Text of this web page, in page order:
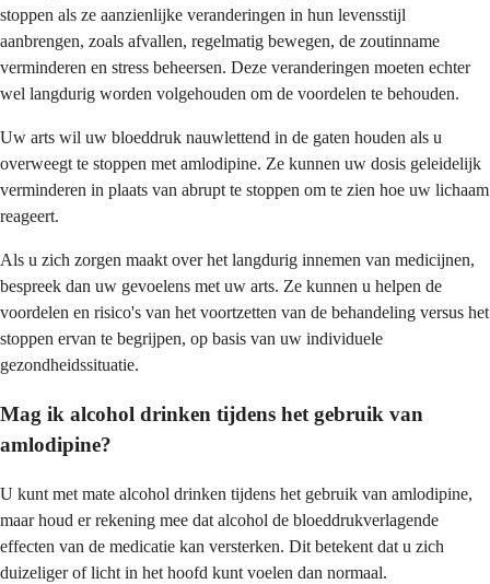
stoppen als ze aanzienlijke veranderingen in hun levensstijl
aanbrengen, zoals afvallen, regelmatig bewegen, de zoutinname
verminderen en stress beheersen. Deze veranderingen moeten echter
wel langdurig worden volgehouden om de voordelen te behouden.
Uw arts wil uw bloeddruk nauwlettend in de gaten houden als u
overweegt te stoppen met amlodipine. Ze kunnen uw dosis geleidelijk
verminderen in plaats van abrupt te stoppen om te zien hoe uw lichaam
reageert.
Als u zich zorgen maakt over het langdurig innemen van medicijnen,
bespreek dan uw gevoelens met uw arts. Ze kunnen u helpen de
voordelen en risico's van het voortzetten van de behandeling versus het
stoppen ervan te begrijpen, op basis van uw individuele
gezondheidssituatie.
Mag ik alcohol drinken tijdens het gebruik van
amlodipine?
U kunt met mate alcohol drinken tijdens het gebruik van amlodipine,
maar houd er rekening mee dat alcohol de bloeddrukverlagende
effecten van de medicatie kan versterken. Dit betekent dat u zich
duizeliger of licht in het hoofd kunt voelen dan normaal.